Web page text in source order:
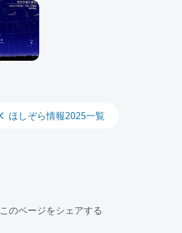
ほしぞら情報2025一覧
このページをシェアする